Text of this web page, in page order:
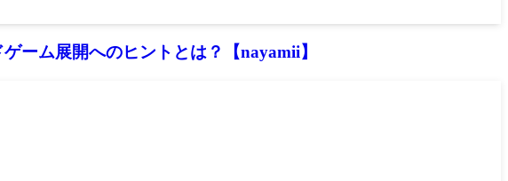
ーム展開へのヒントとは？【nayamii】